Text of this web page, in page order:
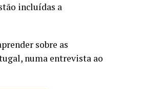
incluídas a
sobre as
numa entrevista ao